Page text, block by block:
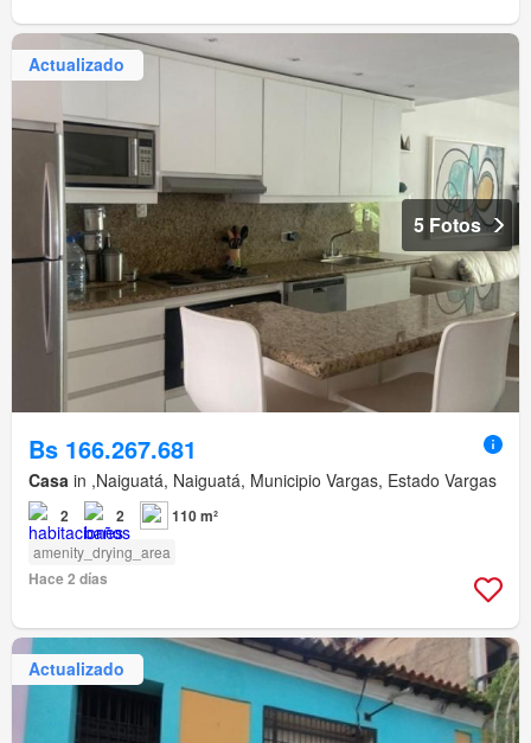
Actualizado
5 Fotos
Bs 166.267.681
Casa in ,Naiguatá, Naiguatá, Municipio Vargas, Estado Vargas
2 2 110 m²
amenity_drying_area
Hace 2 días
Actualizado